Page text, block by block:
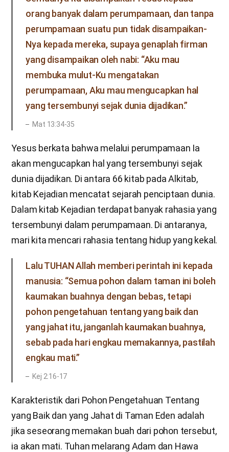
orang banyak dalam perumpamaan, dan tanpa
perumpamaan suatu pun tidak disampaikan-
Nya kepada mereka, supaya genaplah firman
yang disampaikan oleh nabi: “Aku mau
membuka mulut-Ku mengatakan
perumpamaan, Aku mau mengucapkan hal
yang tersembunyi sejak dunia dijadikan.”
Mat 13:34-35
Yesus berkata bahwa melalui perumpamaan Ia
akan mengucapkan hal yang tersembunyi sejak
dunia dijadikan. Di antara 66 kitab pada Alkitab,
kitab Kejadian mencatat sejarah penciptaan dunia.
Dalam kitab Kejadian terdapat banyak rahasia yang
tersembunyi dalam perumpamaan. Di antaranya,
mari kita mencari rahasia tentang hidup yang kekal.
Lalu TUHAN Allah memberi perintah ini kepada
manusia: “Semua pohon dalam taman ini boleh
kaumakan buahnya dengan bebas, tetapi
pohon pengetahuan tentang yang baik dan
yang jahat itu, janganlah kaumakan buahnya,
sebab pada hari engkau memakannya, pastilah
engkau mati.”
Kej 2:16-17
Karakteristik dari Pohon Pengetahuan Tentang
yang Baik dan yang Jahat di Taman Eden adalah
jika seseorang memakan buah dari pohon tersebut,
ia akan mati. Tuhan melarang Adam dan Hawa